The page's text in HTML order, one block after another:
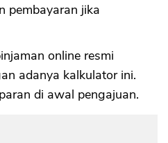
pembayaran jika
online resmi
adanya kalkulator ini.
di awal pengajuan.